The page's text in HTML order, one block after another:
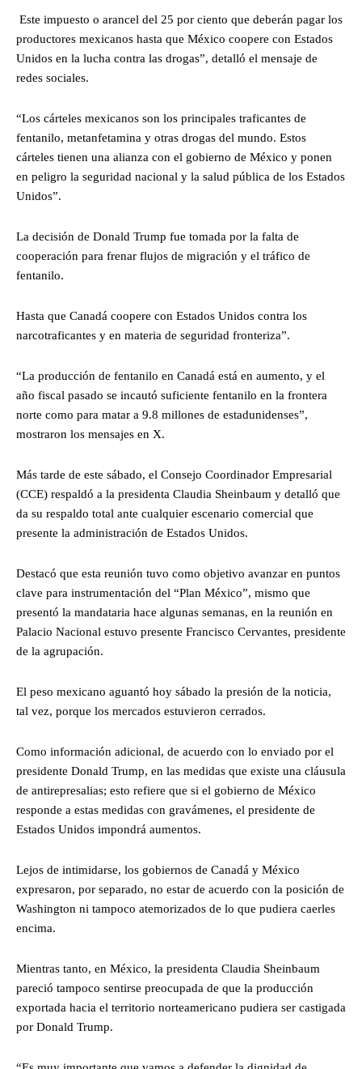
Este impuesto o arancel del 25 por ciento que deberán pagar los
productores mexicanos hasta que México coopere con Estados
Unidos en la lucha contra las drogas”, detalló el mensaje de
redes sociales.
“Los cárteles mexicanos son los principales traficantes de
fentanilo, metanfetamina y otras drogas del mundo. Estos
cárteles tienen una alianza con el gobierno de México y ponen
en peligro la seguridad nacional y la salud pública de los Estados
Unidos”.
La decisión de Donald Trump fue tomada por la falta de
cooperación para frenar flujos de migración y el tráfico de
fentanilo.
Hasta que Canadá coopere con Estados Unidos contra los
narcotraficantes y en materia de seguridad fronteriza”.
“La producción de fentanilo en Canadá está en aumento, y el
año fiscal pasado se incautó suficiente fentanilo en la frontera
norte como para matar a 9.8 millones de estadunidenses”,
mostraron los mensajes en X.
Más tarde de este sábado, el Consejo Coordinador Empresarial
(CCE) respaldó a la presidenta Claudia Sheinbaum y detalló que
da su respaldo total ante cualquier escenario comercial que
presente la administración de Estados Unidos.
Destacó que esta reunión tuvo como objetivo avanzar en puntos
clave para instrumentación del “Plan México”, mismo que
presentó la mandataria hace algunas semanas, en la reunión en
Palacio Nacional estuvo presente Francisco Cervantes, presidente
de la agrupación.
El peso mexicano aguantó hoy sábado la presión de la noticia,
tal vez, porque los mercados estuvieron cerrados.
Como información adicional, de acuerdo con lo enviado por el
presidente Donald Trump, en las medidas que existe una cláusula
de antirepresalias; esto refiere que si el gobierno de México
responde a estas medidas con gravámenes, el presidente de
Estados Unidos impondrá aumentos.
Lejos de intimidarse, los gobiernos de Canadá y México
expresaron, por separado, no estar de acuerdo con la posición de
Washington ni tampoco atemorizados de lo que pudiera caerles
encima.
Mientras tanto, en México, la presidenta Claudia Sheinbaum
pareció tampoco sentirse preocupada de que la producción
exportada hacia el territorio norteamericano pudiera ser castigada
por Donald Trump.